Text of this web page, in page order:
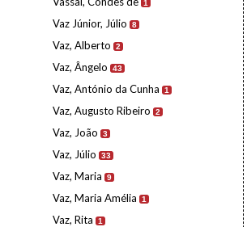
1
Vaz Júnior, Júlio 8
Vaz, Alberto 2
Vaz, Ângelo 43
Vaz, António da Cunha 1
Vaz, Augusto Ribeiro 2
Vaz, João 3
Vaz, Júlio 33
Vaz, Maria 9
Vaz, Maria Amélia 1
Vaz, Rita 1